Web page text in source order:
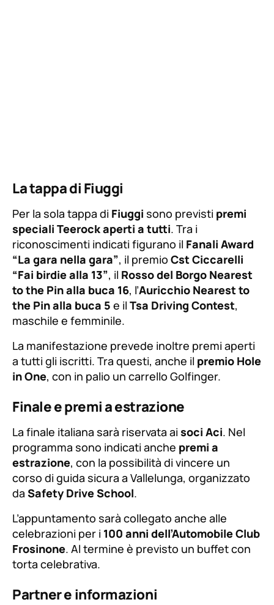
La tappa di Fiuggi
Per la sola tappa di Fiuggi sono previsti premi
speciali Teerock aperti a tutti. Tra i
riconoscimenti indicati figurano il Fanali Award
“La gara nella gara”, il premio Cst Ciccarelli
“Fai birdie alla 13”, il Rosso del Borgo Nearest
to the Pin alla buca 16, l’Auricchio Nearest to
the Pin alla buca 5 e il Tsa Driving Contest,
maschile e femminile.
La manifestazione prevede inoltre premi aperti
a tutti gli iscritti. Tra questi, anche il premio Hole
in One, con in palio un carrello Golfinger.
Finale e premi a estrazione
La finale italiana sarà riservata ai soci Aci. Nel
programma sono indicati anche premi a
estrazione, con la possibilità di vincere un
corso di guida sicura a Vallelunga, organizzato
da Safety Drive School.
L’appuntamento sarà collegato anche alle
celebrazioni per i 100 anni dell’Automobile Club
Frosinone. Al termine è previsto un buffet con
torta celebrativa.
Partner e informazioni